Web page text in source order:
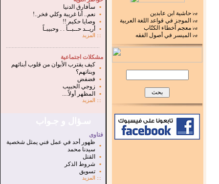
▪
سأفارق الدنيا
▪
نعم.. أنا غريبة وكلي فخر..!
▪
وصايا حكيم !!
▪
أريــد حــبــاً . . وحبيبـاً
:::
المزيد
مشكلات اجتماعية
▪
كيف يقترب الأبوان من قلوب أبنائهم
وبناتهم؟
▪
فضفض
▪
زوجي الحبيب
▪
المظهر أولاً....
::: المزيد
فتاوى
▪
ظهور أحد في عمل فني يمثل شخصية
سيدنا محمد
▪
القتل
▪
شروط الذكر
▪
تسويق
:::
المزيد
حاشية ابن عابدين
الموجز في قواعد اللغة العربية
معجم أخطاء الكتّاب
الميسر في أصول الفقه